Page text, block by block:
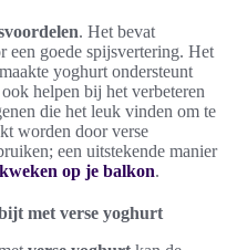
. Het bevat
goede spijsvertering. Het
yoghurt ondersteunt
helpen bij het verbeteren
die het leuk vinden om te
worden door verse
een uitstekende manier
op je balkon.
met verse yoghurt